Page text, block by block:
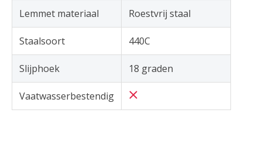
Lemmet materiaal Roestvrij staal
Staalsoort 440C
Slijphoek 18 graden
Vaatwasserbestendig